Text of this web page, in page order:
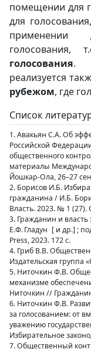
помещении для
для
применении
голосования.
реализуется
рубежом, где
Список
1. Авакьян С.А. Об
Российской
общественного
материалы
Йошкар-Ола, 26–27
2. Борисов И.Б.
гражданина / И.Б.
Власть. 2023. № 1 (27).
3. Гражданин и
Е.Ф. Гладун [ и др.] ;
Press, 2023. 172 с.
4. Гриб В.В.
Издательская группа
5. Ниточкин Ф.В.
механизме
Ниточкин //
6. Ниточкин Ф.В.
за голосованием: от
уважению
Избирательное
7. Общественный